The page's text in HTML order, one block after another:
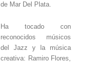
de Mar Del Plata.
Ha tocado con
reconocidos músicos
del Jazz y la música
creativa: Ramiro Flores,